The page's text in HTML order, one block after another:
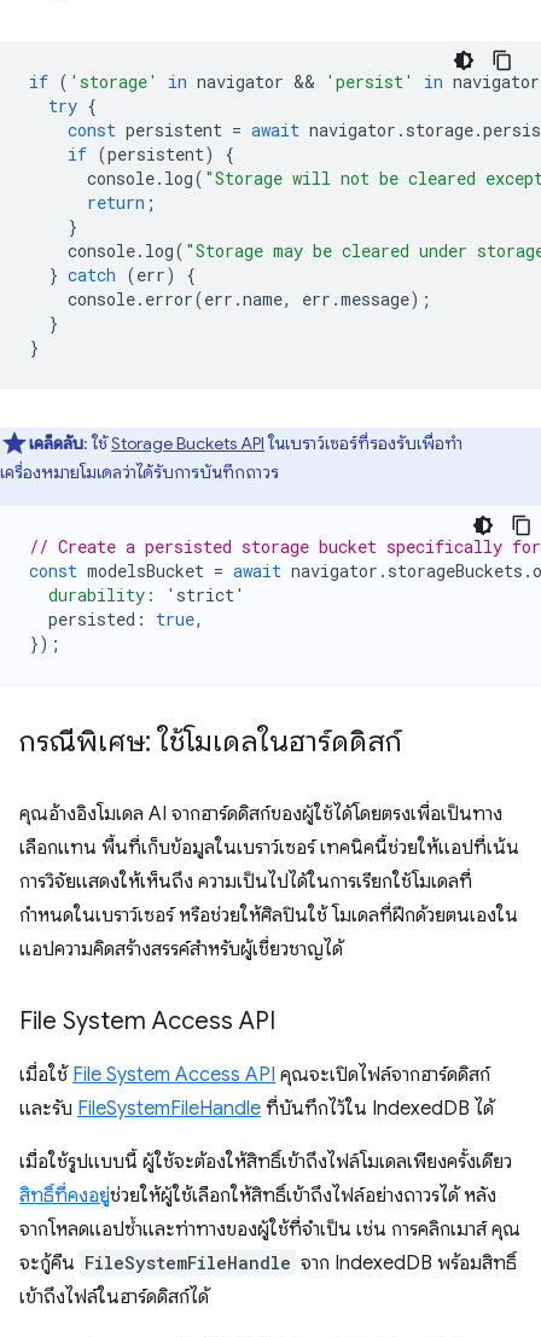
if ( 'storage' in navigator && 'persist' in navigator
try {
const persistent = await navigator . storage.
if (persistent)
{
console. log( "Storage will not be cleared
return ;
}
console. log( "Storage may be cleared under
} catch (err)
{
console. error(err .name, err .message);
}
}
เคล็ดลับ: ใช้Storage Buckets API ในเบราว์เซอร์ที่รองรับเพื่อทำ
เครื่องหมายโมเดลว่าได้รับการบันทึกถาวร
// Create a persisted storage bucket specifically for
const modelsBucket = await navigator . storageBuckets .
  durability: '
strict'
persisted : true,
});
กรณีพิเศษ: ใช้โมเดลในฮาร์ดดิสก์
คุณอ้างอิงโมเดล AI จากฮาร์ดดิสก์ของผู้ใช้ได้โดยตรงเพื่อเป็นทาง
เลือกแทน พื้นที่เก็บข้อมูลในเบราว์เซอร์ เทคนิคนี้ช่วยให้แอปที่เน้น
การวิจัยแสดงให้เห็นถึง ความเป็นไปได้ในการเรียกใช้โมเดลที่
กำหนดในเบราว์เซอร์ หรือช่วยให้ศิลปินใช้ โมเดลที่ฝึกด้วยตนเองใน
แอปความคิดสร้างสรรค์สำหรับผู้เชี่ยวชาญได้
File System Access API
เมื่อใช้ File System Access API คุณจะเปิดไฟล์จากฮาร์ดดิสก์
และรับ FileSystemFileHandle ที่บันทึกไว้ใน IndexedDB ได้
เมื่อใช้รูปแบบนี้ ผู้ใช้จะต้องให้สิทธิ์เข้าถึงไฟล์โมเดลเพียงครั้งเดียว
สิทธิ์ที่คงอยู่ช่วยให้ผู้ใช้เลือกให้สิทธิ์เข้าถึงไฟล์อย่างถาวรได้ หลัง
จากโหลดแอปซ้ำและท่าทางของผู้ใช้ที่จำเป็น เช่น การคลิกเมาส์ คุณ
จะกู้คืน FileSystemFileHandle จาก IndexedDB พร้อมสิทธิ์
เข้าถึงไฟล์ในฮาร์ดดิสก์ได้